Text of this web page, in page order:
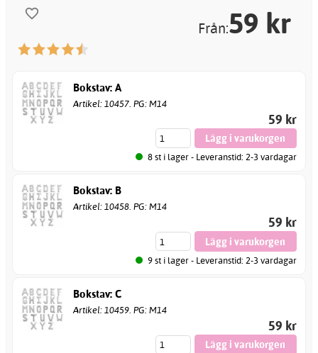
Från:59 kr
Bokstav: A
Artikel: 10457. PG: M14
59 kr
8 st i lager - Leveranstid: 2-3 vardagar
Bokstav: B
Artikel: 10458. PG: M14
59 kr
9 st i lager - Leveranstid: 2-3 vardagar
Bokstav: C
Artikel: 10459. PG: M14
59 kr